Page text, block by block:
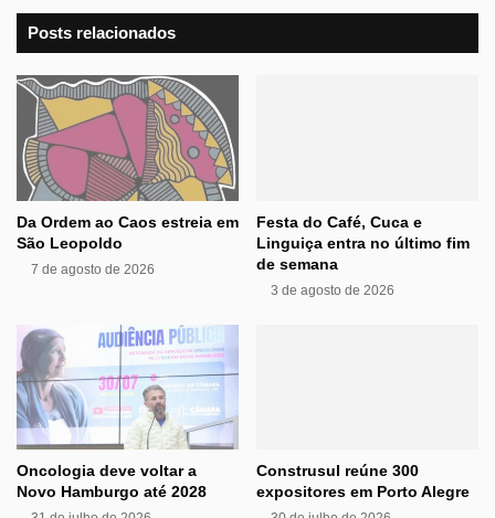
Posts relacionados
Da Ordem ao Caos estreia em
São Leopoldo
7 de agosto de 2026
Festa do Café, Cuca e
Linguiça entra no último fim
de semana
3 de agosto de 2026
Oncologia deve voltar a
Novo Hamburgo até 2028
Construsul reúne 300
expositores em Porto Alegre